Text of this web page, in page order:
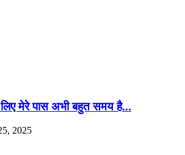
मेरे पास अभी बहुत समय है...
2025